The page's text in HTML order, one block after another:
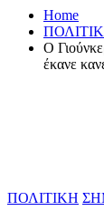
Home
Ο
έκανε
ΠΟΛΙΤΙΚΗ